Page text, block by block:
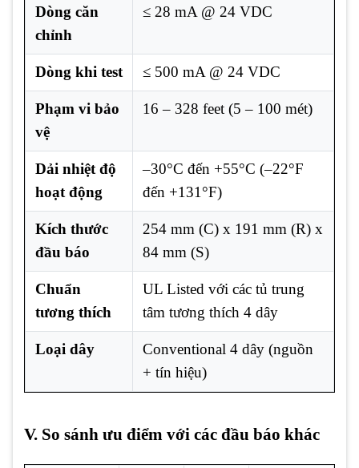
Dòng căn
chỉnh
≤ 28 mA @ 24 VDC
Dòng khi test ≤ 500 mA @ 24 VDC
Phạm vi bảo
vệ
16 – 328 feet (5 – 100 mét)
Dải nhiệt độ
hoạt động
–30°C đến +55°C (–22°F
đến +131°F)
Kích thước
đầu báo
254 mm (C) x 191 mm (R) x
84 mm (S)
Chuẩn
tương thích
UL Listed với các tủ trung
tâm tương thích 4 dây
Loại dây
Conventional 4 dây (nguồn
+ tín hiệu)
V. So sánh ưu điểm với các đầu báo khác